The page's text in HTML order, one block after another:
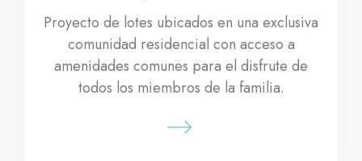
Proyecto de lotes ubicados en una exclusiva
comunidad residencial con acceso a
amenidades comunes para el disfrute de
todos los miembros de la familia.